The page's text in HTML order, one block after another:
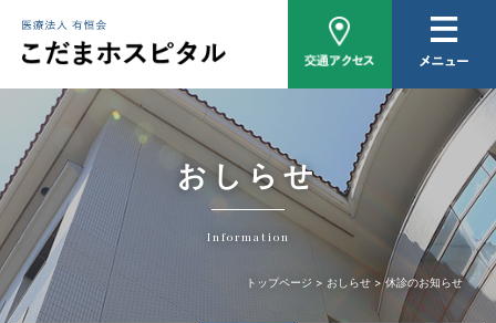
医師紹介
外来について
入院について
家族相談
おしらせ
Information
トップページ おしらせ 休診のお知らせ